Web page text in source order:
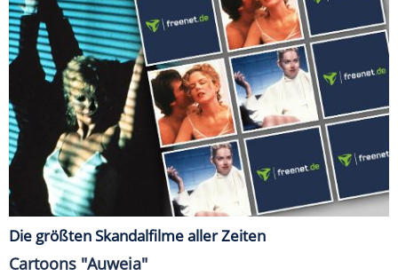
Die größten Skandalfilme aller Zeiten
Cartoons "Auweia"